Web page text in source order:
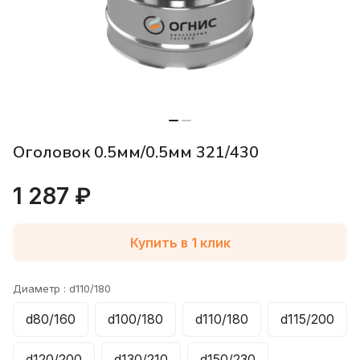
Оголовок 0.5мм/0.5мм 321/430
1 287 ₽
Купить в 1 клик
Диаметр : d110/180
d80/160 d100/180 d110/180 d115/200